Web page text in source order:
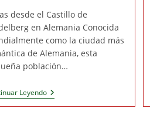
la
entrada:
desde el Castillo de
en Alemania Conocida
como la ciudad más
de Alemania, esta
población…
LeyendoQué
Ver